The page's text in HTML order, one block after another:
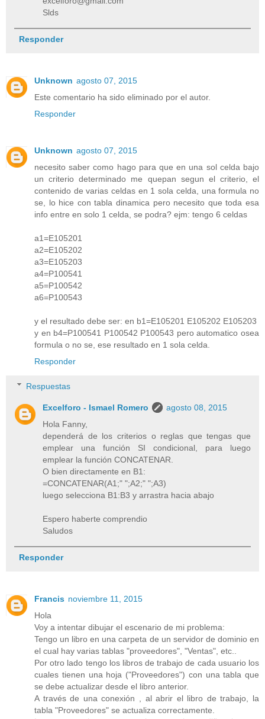
Slds
Responder
Unknown agosto 07, 2015
Este comentario ha sido eliminado por el autor.
Responder
Unknown agosto 07, 2015
necesito saber como hago para que en una sol celda bajo
un criterio determinado me quepan segun el criterio, el
contenido de varias celdas en 1 sola celda, una formula no
se, lo hice con tabla dinamica pero necesito que toda esa
info entre en solo 1 celda, se podra? ejm: tengo 6 celdas
a1=E105201
a2=E105202
a3=E105203
a4=P100541
a5=P100542
a6=P100543
y el resultado debe ser: en b1=E105201 E105202 E105203
y en b4=P100541 P100542 P100543 pero automatico osea
formula o no se, ese resultado en 1 sola celda.
Responder
Respuestas
Excelforo - Ismael Romero
agosto 08, 2015
Hola Fanny,
dependerá de los criterios o reglas que tengas que
emplear una función SI condicional, para luego
emplear la función CONCATENAR.
O bien directamente en B1:
=CONCATENAR(A1;" ";A2;" ";A3)
luego selecciona B1:B3 y arrastra hacia abajo
Espero haberte comprendio
Saludos
Responder
Francis noviembre 11, 2015
Hola
Voy a intentar dibujar el escenario de mi problema:
Tengo un libro en una carpeta de un servidor de dominio en
el cual hay varias tablas "proveedores", "Ventas", etc..
Por otro lado tengo los libros de trabajo de cada usuario los
cuales tienen una hoja ("Proveedores") con una tabla que
se debe actualizar desde el libro anterior.
A través de una conexión , al abrir el libro de trabajo, la
tabla "Proveedores" se actualiza correctamente.